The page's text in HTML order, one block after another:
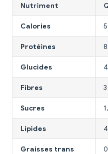
Nutriment
Calories
Protéines
Glucides
Fibres
Sucres
Lipides
Graisses trans